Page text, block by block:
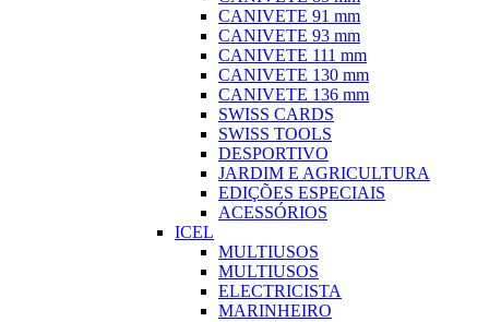
CANIVETE 91 mm
CANIVETE 93 mm
CANIVETE 111 mm
CANIVETE 130 mm
CANIVETE 136 mm
SWISS CARDS
SWISS TOOLS
DESPORTIVO
JARDIM E AGRICULTURA
EDIÇÕES ESPECIAIS
ACESSÓRIOS
ICEL
MULTIUSOS
MULTIUSOS
ELECTRICISTA
MARINHEIRO